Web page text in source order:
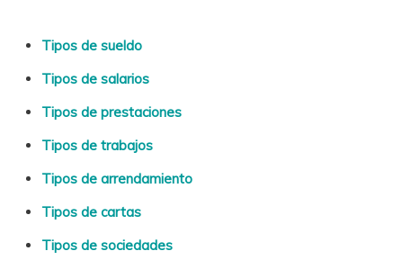
Tipos de sueldo
Tipos de salarios
Tipos de prestaciones
Tipos de trabajos
Tipos de arrendamiento
Tipos de cartas
Tipos de sociedades